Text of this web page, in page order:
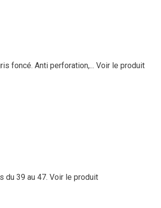
foncé. Anti perforation,... Voir le produit
du 39 au 47. Voir le produit